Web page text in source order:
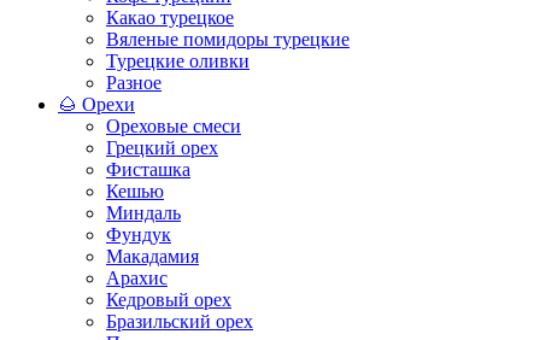
Какао турецкое
Вяленые помидоры турецкие
Турецкие оливки
Разное
🌰 Орехи
Ореховые смеси
Грецкий орех
Фисташка
Кешью
Миндаль
Фундук
Макадамия
Арахис
Кедровый орех
Бразильский орех